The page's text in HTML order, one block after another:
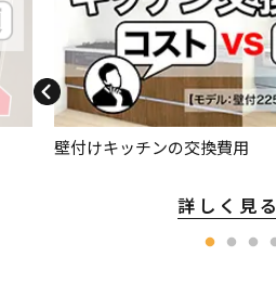
壁付けキッチンの交換費用
詳しく見る